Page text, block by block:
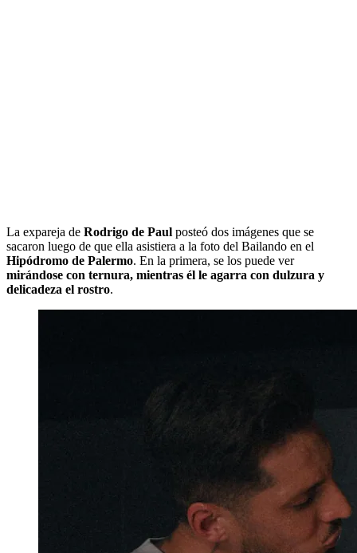
La expareja de Rodrigo de Paul posteó dos imágenes que se
sacaron luego de que ella asistiera a la foto del Bailando en el
Hipódromo de Palermo. En la primera, se los puede ver
mirándose con ternura, mientras él le agarra con dulzura y
delicadeza el rostro.